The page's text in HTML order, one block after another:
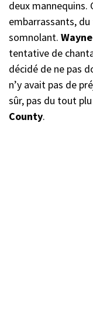
deux mannequins.
embarrassants,
somnolant.
tentative de
décidé de ne pas
n’y avait pas de
sûr, pas du tout
County.